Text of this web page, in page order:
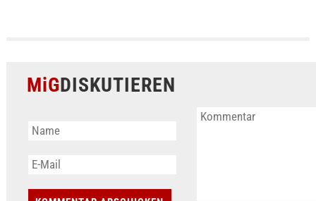
MiGDISKUTIEREN